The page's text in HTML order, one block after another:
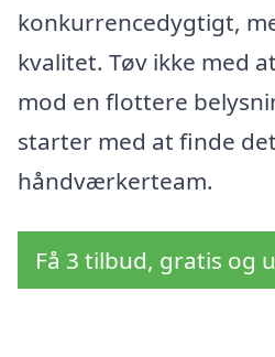
konkurrencedygtigt,
kvalitet. Tøv ikke med
mod en flottere
starter med at finde
håndværkerteam.
Få 3 tilbud, gratis og